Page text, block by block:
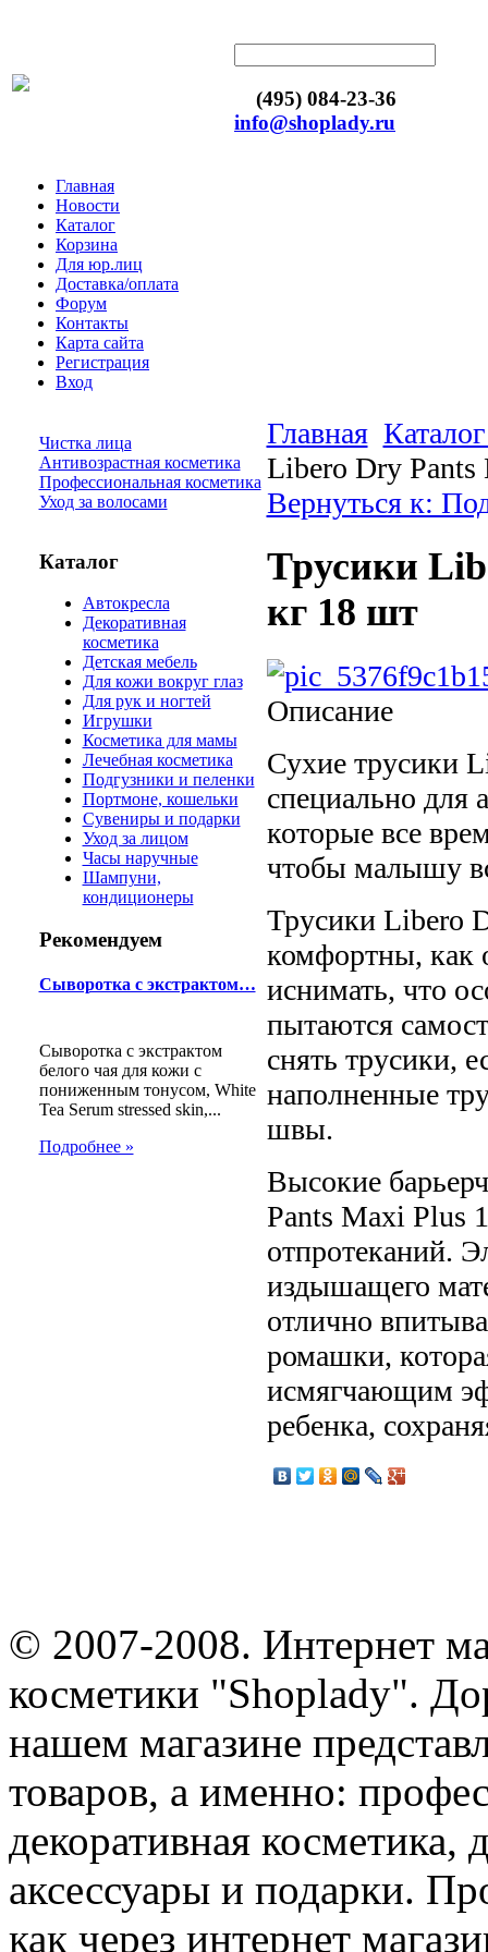
(495) 084-23-36
info@shoplady.ru
Главная
Новости
Каталог
Корзина
Для юр.лиц
Доставка/оплата
Форум
Контакты
Карта сайта
Регистрация
Вход
Чистка лица
Антивозрастная косметика
Профессиональная косметика
Уход за волосами
Каталог
Автокресла
Декоративная
косметика
Детская мебель
Для кожи вокруг глаз
Для рук и ногтей
Игрушки
Косметика для мамы
Лечебная косметика
Подгузники и пеленки
Портмоне, кошельки
Сувениры и подарки
Уход за лицом
Часы наручные
Шампуни,
кондиционеры
Рекомендуем
Сыворотка с экстрактом…
Сыворотка с экстрактом
белого чая для кожи с
пониженным тонусом, White
Tea Serum stressed skin,...
Подробнее »
Главная
Libero Dry Pants
Вернуться к:
Трусики
кг 18 шт
Описание
Сухие трусики
специально
которые все
чтобы малышу
Трусики Libero
комфортны, как
иснимать, что
пытаются
снять трусики,
наполненные
швы.
Высокие
Pants Maxi Plus
отпротеканий.
издышащего
отлично
ромашки,
исмягчающим
ребенка,
© 2007-2008. Интернет
косметики "Shoplady".
нашем магазине
товаров, а именно:
декоративная косметика,
аксессуары и подарки.
как через интернет